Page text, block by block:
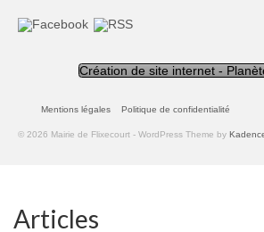
Création de site internet -
Mentions légales Politique de confidentialité
© 2026 Mairie de Flixecourt - WordPress Theme by
Articles